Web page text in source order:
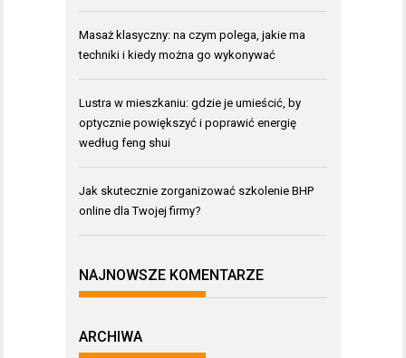
Masaż klasyczny: na czym polega, jakie ma
techniki i kiedy można go wykonywać
Lustra w mieszkaniu: gdzie je umieścić, by
optycznie powiększyć i poprawić energię
według feng shui
Jak skutecznie zorganizować szkolenie BHP
online dla Twojej firmy?
NAJNOWSZE KOMENTARZE
ARCHIWA